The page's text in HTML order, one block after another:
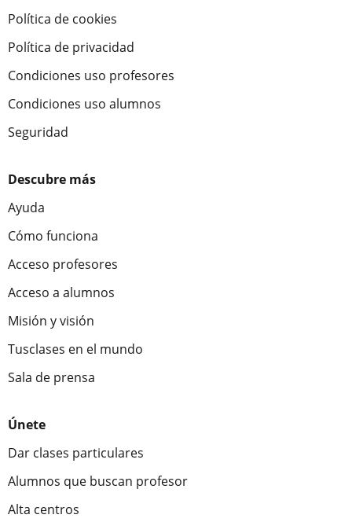
Política de cookies
Política de privacidad
Condiciones uso profesores
Condiciones uso alumnos
Seguridad
Descubre más
Ayuda
Cómo funciona
Acceso profesores
Acceso a alumnos
Misión y visión
Tusclases en el mundo
Sala de prensa
Únete
Dar clases particulares
Alumnos que buscan profesor
Alta centros